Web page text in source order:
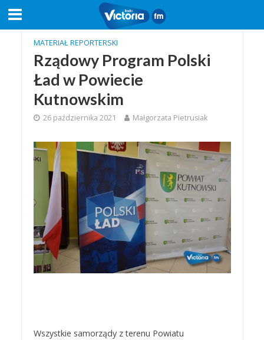
MATERIAŁ REPORTERSKI
Rządowy Program Polski
Ład w Powiecie
Kutnowskim
26 października 2021 Małgorzata Pietrusiak
Wszystkie samorządy z terenu Powiatu